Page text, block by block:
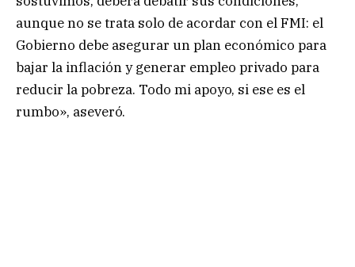
aunque no se trata solo de acordar con el FMI: el
Gobierno debe asegurar un plan económico para
bajar la inflación y generar empleo privado para
reducir la pobreza. Todo mi apoyo, si ese es el
rumbo», aseveró.